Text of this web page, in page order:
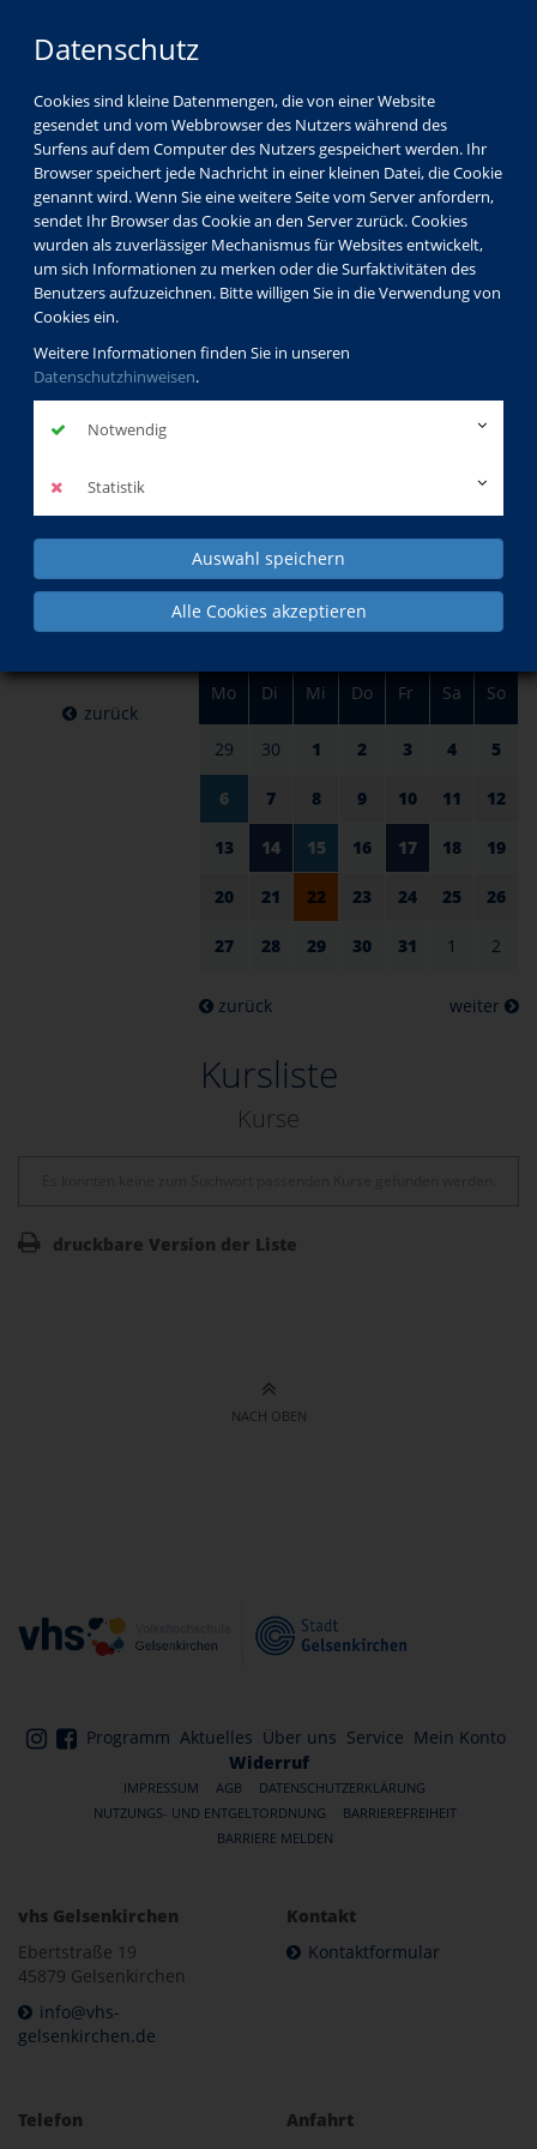
Datenschutz
Cookies sind kleine Datenmengen, die von einer Website
gesendet und vom Webbrowser des Nutzers während des
Surfens auf dem Computer des Nutzers gespeichert werden. Ihr
Browser speichert jede Nachricht in einer kleinen Datei, die Cookie
genannt wird. Wenn Sie eine weitere Seite vom Server anfordern,
sendet Ihr Browser das Cookie an den Server zurück. Cookies
wurden als zuverlässiger Mechanismus für Websites entwickelt,
um sich Informationen zu merken oder die Surfaktivitäten des
Benutzers aufzuzeichnen. Bitte willigen Sie in die Verwendung von
Cookies ein.
Weitere Informationen finden Sie in unseren
Datenschutzhinweisen.
Notwendig
Statistik
Auswahl speichern
Alle Cookies akzeptieren
LOGIN MENÜ
im Juli
Mo Di Mi Do Fr Sa So
29 30 1 2 3 4 5
6 7 8 9 10 11 12
13 14 15 16 17 18 19
20 21 22 23 24 25 26
27 28 29 30 31 1 2
zurück weiter
am 22.
Juli 2026
zurück
Kursliste
Kurse
druckbare Version der Liste
NACH OBEN
Programm Aktuelles Über uns Service Mein Konto
Widerruf
IMPRESSUM AGB
DATENSCHUTZERKLÄRUNG
NUTZUNGS- UND ENTGELTORDNUNG
BARRIEREFREIHEIT
BARRIERE MELDEN
vhs Gelsenkirchen
Ebertstraße 19
45879 Gelsenkirchen
info@vhs-
gelsenkirchen.de
Kontakt
Kontaktformular
Telefon
Anfahrt